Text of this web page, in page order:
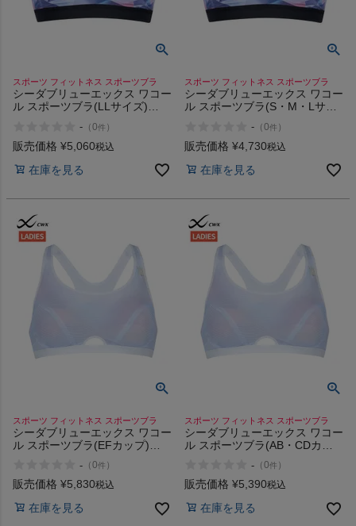
スポーツ フィットネス スポーツブラ
シーダブリューエックス ワコー
ル スポーツブラ(LLサイズ)
- （0件 ）
販売価格 ¥5,060税込
在庫を見る
スポーツ フィットネス スポーツブラ
シーダブリューエックス ワコー
ル スポーツブラ(S・M・Lサイ
- （0件 ）
販売価格 ¥4,730税込
在庫を見る
スポーツ フィットネス スポーツブラ
シーダブリューエックス ワコー
ル スポーツブラ(EFカップ)
- （0件 ）
販売価格 ¥5,830税込
在庫を見る
スポーツ フィットネス スポーツブラ
シーダブリューエックス ワコー
ル スポーツブラ(AB・CDカッ
- （0件 ）
販売価格 ¥5,390税込
在庫を見る